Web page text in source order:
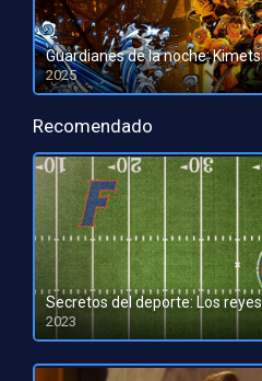
2025
HD 1080pHD 720p
Recomendado
Secretos del deporte: Los
2023
HD 1080pHD 720p